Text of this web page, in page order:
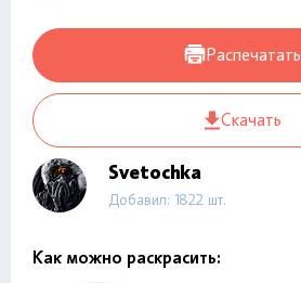
Распечатать
Скачать
Svetochka
Добавил: 1822 шт.
Как можно раскрасить: